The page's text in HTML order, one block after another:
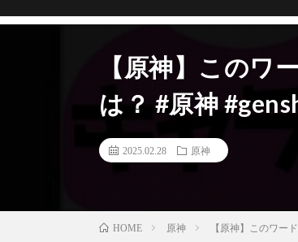
【原神】このワ
は？ #原神
2025.02.28 原神
HOME 原神 【原神】このワー